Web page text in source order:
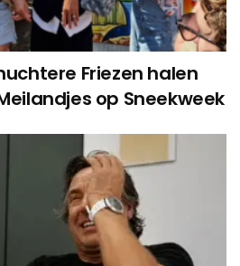
Friezen halen
op Sneekweek